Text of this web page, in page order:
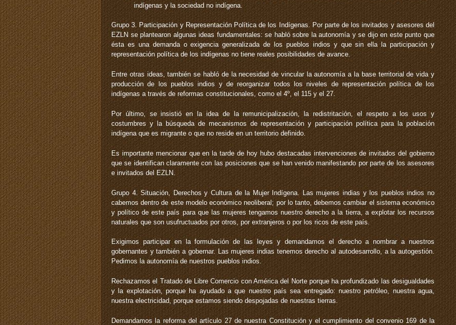
indígenas y la sociedad no indígena.
Grupo 3. Participación y Representación Política de los Indígenas. Por parte de los invitados y asesores del
EZLN se plantearon algunas ideas fundamentales: se habló sobre la autonomía y se dijo en este punto que
ésta es una demanda o exigencia generalizada de los pueblos indios y que sin ella la participación y
representación política de los indígenas no tiene reales posibilidades de avance.
Entre otras ideas, también se habló de la necesidad de vincular la autonomía a la base territorial de vida y
producción de los pueblos indios y de reorganizar todos los niveles de representación política de los
indígenas a través de reformas constitucionales, como el 4º, el 115 y el 27.
Por último, se insistió en la idea de la remunicipalización, la redistritación, el respeto a los usos y
costumbres y la búsqueda de mecanismos de representación y participación política para la población
indígena que es migrante o que no reside en un territorio definido.
Es importante mencionar que en la tarde de hoy hubo destacadas intervenciones de invitados del gobierno
que se identifican claramente con las posiciones que se han venido manifestando por parte de los asesores
e invitados del EZLN.
Grupo 4. Situación, Derechos y Cultura de la Mujer Indígena. Las mujeres indias y los pueblos indios no
cabemos dentro de este modelo económico neoliberal; por lo tanto, debemos cambiar el sistema económico
y político de este país para que las mujeres tengamos nuestro derecho a la tierra, a explotar los recursos
naturales que son usufructuados por otros, por extranjeros o por los ricos de este país.
Exigimos participar en la formulación de las leyes y demandamos el derecho a nombrar a nuestros
gobernantes y también a gobernar. Las mujeres indias tenemos derecho al autodesarrollo, a la autogestión.
Pedimos la autonomía de nuestros pueblos indios.
Rechazamos el Tratado de Libre Comercio con América del Norte porque ha profundizado las desigualdades
y la explotación, porque ha ayudado a que nuestro país sea entregado: nuestro petróleo, nuestra agua,
nuestra electricidad, porque estamos siendo despojadas de nuestras tierras.
Demandamos la reforma del artículo 27 de nuestra Constitución y el cumplimiento del convenio 169 de la